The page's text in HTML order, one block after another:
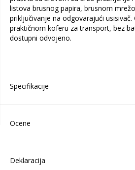
listova brusnog papira, brusnom
priključivanje na odgovarajući
praktičnom koferu za transport, bez
dostupni odvojeno.
Specifikacije
Ocene
Deklaracija